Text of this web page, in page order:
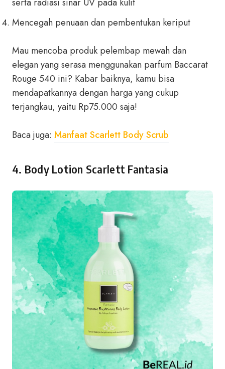
Mencegah penuaan dan pembentukan keriput
Mau mencoba produk pelembap mewah dan
elegan yang serasa menggunakan parfum Baccarat
Rouge 540 ini? Kabar baiknya, kamu bisa
mendapatkannya dengan harga yang cukup
terjangkau, yaitu Rp75.000 saja!
Baca juga: Manfaat Scarlett Body Scrub
4. Body Lotion Scarlett Fantasia